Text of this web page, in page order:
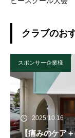
クラブのお
スポンサー企業様
2025.10.16
【痛みのケア